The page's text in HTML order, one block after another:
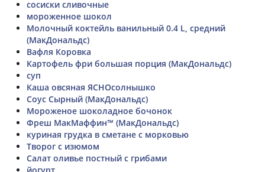
сосиски сливочные
мороженное шокол
Молочный коктейль ванильный 0.4 L, средний
(МакДональдс)
Вафля Коровка
Картофель фри большая порция (МакДональдс)
суп
Каша овсяная ЯСНОсолнышко
Соус Сырный (МакДональдс)
Мороженое шоколадное бочонок
Фреш МакМаффин™ (МакДональдс)
куриная грудка в сметане с морковью
Творог с изюмом
Салат оливье постный с грибами